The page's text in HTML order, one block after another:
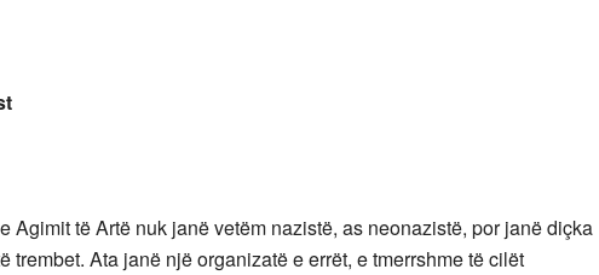
Agimit të Artë nuk janë vetëm nazistë, as neonazistë, por janë diçka
trembet. Ata janë një organizatë e errët, e tmerrshme të cilët